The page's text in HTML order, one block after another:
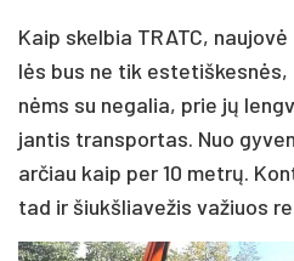
Kaip skel­bia TRATC,
lės bus ne tik
nėms su ne­ga­lia, prie jų
jan­tis trans­por­tas. Nuo
ar­čiau kaip per 10 met­rų.
tad ir šiukš­lia­ve­žis va­žiuos